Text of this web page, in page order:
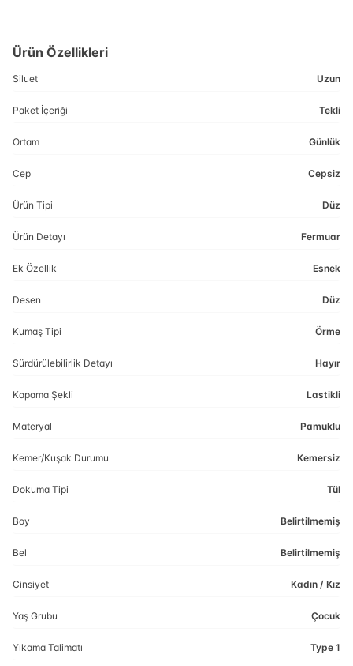
Ürün Özellikleri
Siluet Uzun
Paket İçeriği Tekli
Ortam Günlük
Cep Cepsiz
Ürün Tipi Düz
Ürün Detayı Fermuar
Ek Özellik Esnek
Desen Düz
Kumaş Tipi Örme
Sürdürülebilirlik Detayı Hayır
Kapama Şekli Lastikli
Materyal Pamuklu
Kemer/Kuşak Durumu Kemersiz
Dokuma Tipi Tül
Boy Belirtilmemiş
Bel Belirtilmemiş
Cinsiyet Kadın / Kız
Yaş Grubu Çocuk
Yıkama Talimatı Type 1